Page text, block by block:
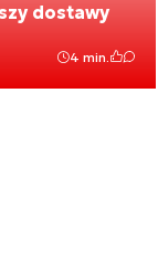
dostawy
4 min.